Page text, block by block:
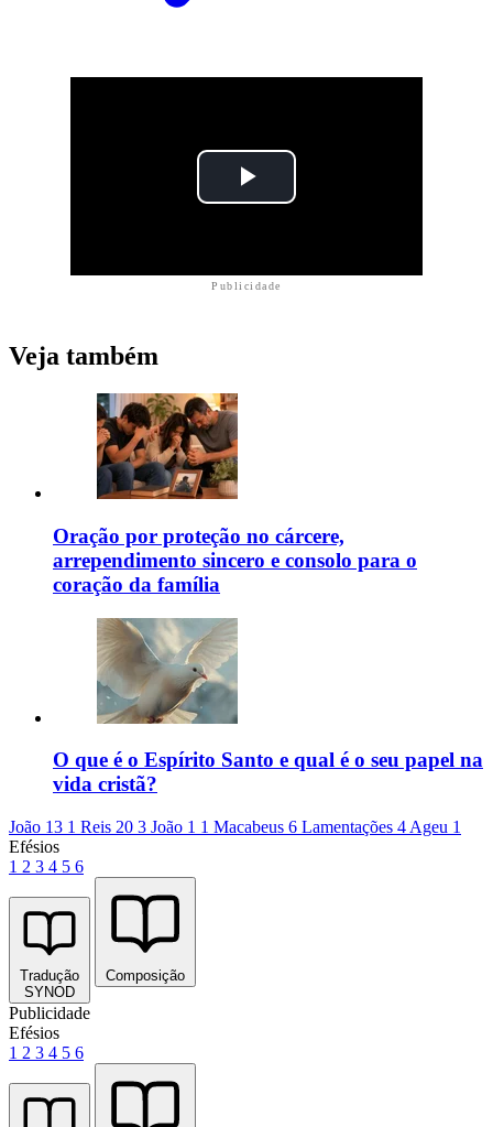
Publicidade
Veja também
Oração por proteção no cárcere,
arrependimento sincero e consolo para o
coração da família
O que é o Espírito Santo e qual é o seu papel na
vida cristã?
João 13 1 Reis 20 3 João 1 1 Macabeus 6 Lamentações 4 Ageu 1
Efésios
1 2 3 4 5 6
Tradução
SYNOD
Composição
Publicidade
Efésios
1 2 3 4 5 6